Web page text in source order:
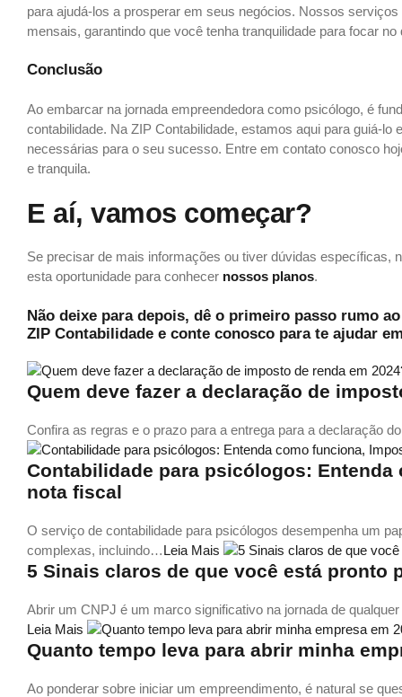
para ajudá-los a prosperar em seus negócios. Nossos
mensais, garantindo que você tenha tranquilidade para focar
Conclusão
Ao embarcar na jornada empreendedora como psicólogo, é
contabilidade. Na ZIP Contabilidade, estamos aqui para guiá-
necessárias para o seu sucesso. Entre em contato conosco
e tranquila.
E aí, vamos começar?
Se precisar de mais informações ou tiver dúvidas específicas,
esta oportunidade para conhecer nossos planos.
Não deixe para depois, dê o primeiro passo rumo
ZIP Contabilidade e conte conosco para te ajudar
Quem deve fazer a declaração de
Confira as regras e o prazo para a entrega para a declaração
Contabilidade para psicólogos:
nota fiscal
O serviço de contabilidade para psicólogos desempenha um
complexas, incluindo…Leia Mais
5 Sinais claros de que você está pronto
Abrir um CNPJ é um marco significativo na jornada de
Leia Mais
Quanto tempo leva para abrir minha
Ao ponderar sobre iniciar um empreendimento, é natural se